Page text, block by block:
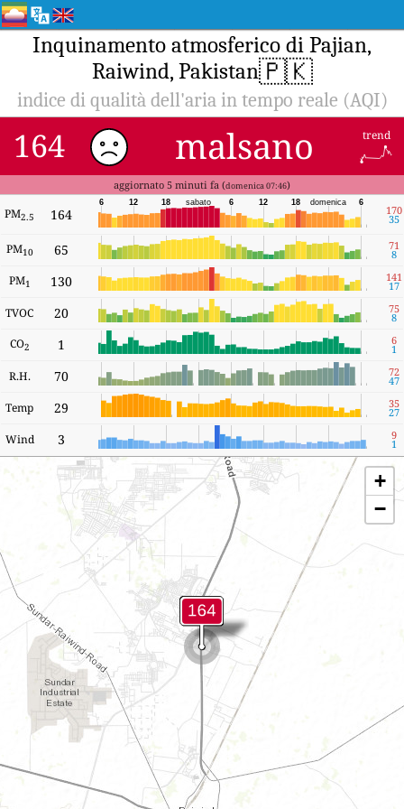
Inquinamento atmosferico di Pajian,
Raiwind, Pakistan🇵🇰
indice di qualità dell'aria in tempo reale (AQI)
164 malsano trend
aggiornato 5 minuti fa (domenica 07:46)
PM2.5 164
6
domenica
18
12
6
sabato
18
12
6
170
35
PM10 65 71
8
PM1 130 141
17
TVOC 20 75
8
CO2 1 6
1
R.H. 70 72
47
Temp 29 35
27
Wind 3 9
1
+
−